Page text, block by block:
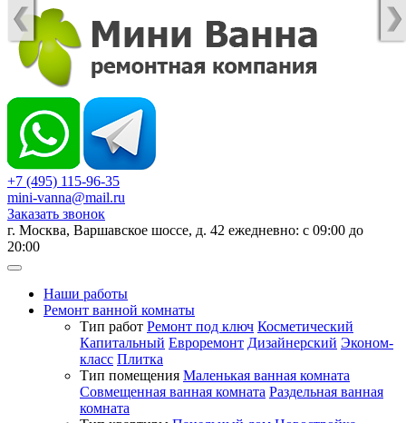
+7 (495) 115-96-35
mini-vanna@mail.ru
Заказать звонок
г. Москва, Варшавское шоссе, д. 42 ежедневно: с 09:00 до
20:00
Наши работы
Ремонт ванной комнаты
Тип работ Ремонт под ключ Косметический
Капитальный Евроремонт Дизайнерский Эконом-
класс Плитка
Тип помещения Маленькая ванная комната
Совмещенная ванная комната Раздельная ванная
комната